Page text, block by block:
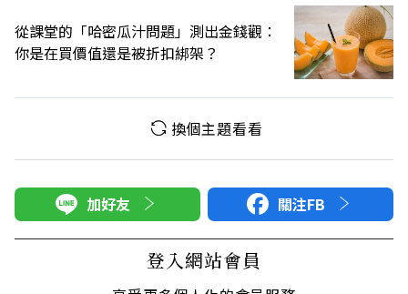
從課堂的「哈密瓜汁問題」測出金錢觀：
你是在買價值還是被折扣綁架？
換個主題看看
加好友 關注FB
登入網站會員